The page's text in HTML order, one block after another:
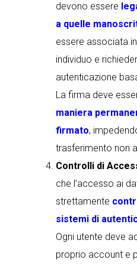
devono essere
a quelle
essere associata
individuo e
autenticazione
La firma deve
maniera
firmato,
trasferimento non
Controlli di
che l’accesso ai
strettamente
sistemi di
Ogni utente deve
proprio account e